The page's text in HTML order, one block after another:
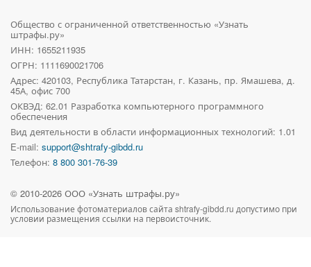
Общество с ограниченной ответственностью «Узнать
штрафы.ру»
ИНН: 1655211935
ОГРН: 1111690021706
Адрес: 420103, Республика Татарстан, г. Казань, пр. Ямашева, д.
45А, офис 700
ОКВЭД: 62.01 Разработка компьютерного программного
обеспечения
Вид деятельности в области информационных технологий: 1.01
E-mail: support@shtrafy-gibdd.ru
Телефон: 8 800 301-76-39
© 2010-2026 ООО «Узнать штрафы.ру»
Использование фотоматериалов сайта shtrafy-gibdd.ru допустимо при
условии размещения ссылки на первоисточник.